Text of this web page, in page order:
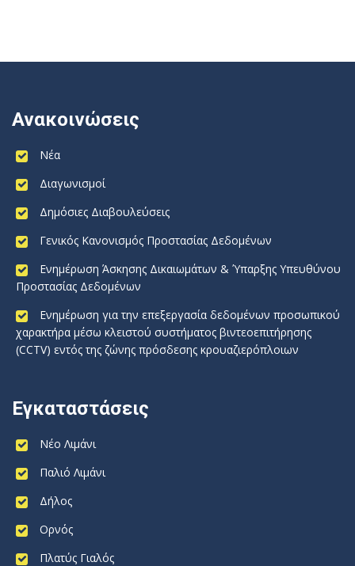
Ανακοινώσεις
Νέα
Διαγωνισμοί
Δημόσιες Διαβουλεύσεις
Γενικός Κανονισμός Προστασίας Δεδομένων
Ενημέρωση Άσκησης Δικαιωμάτων & Ύπαρξης Υπευθύνου
Προστασίας Δεδομένων
Ενημέρωση για την επεξεργασία δεδομένων προσωπικού
χαρακτήρα μέσω κλειστού συστήματος βιντεοεπιτήρησης
(CCTV) εντός της ζώνης πρόσδεσης κρουαζιερόπλοιων
Εγκαταστάσεις
Νέο Λιμάνι
Παλιό Λιμάνι
Δήλος
Ορνός
Πλατύς Γιαλός